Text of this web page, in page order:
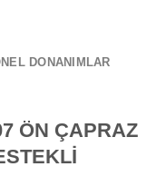
DONANIMLAR
ÖN ÇAPRAZ